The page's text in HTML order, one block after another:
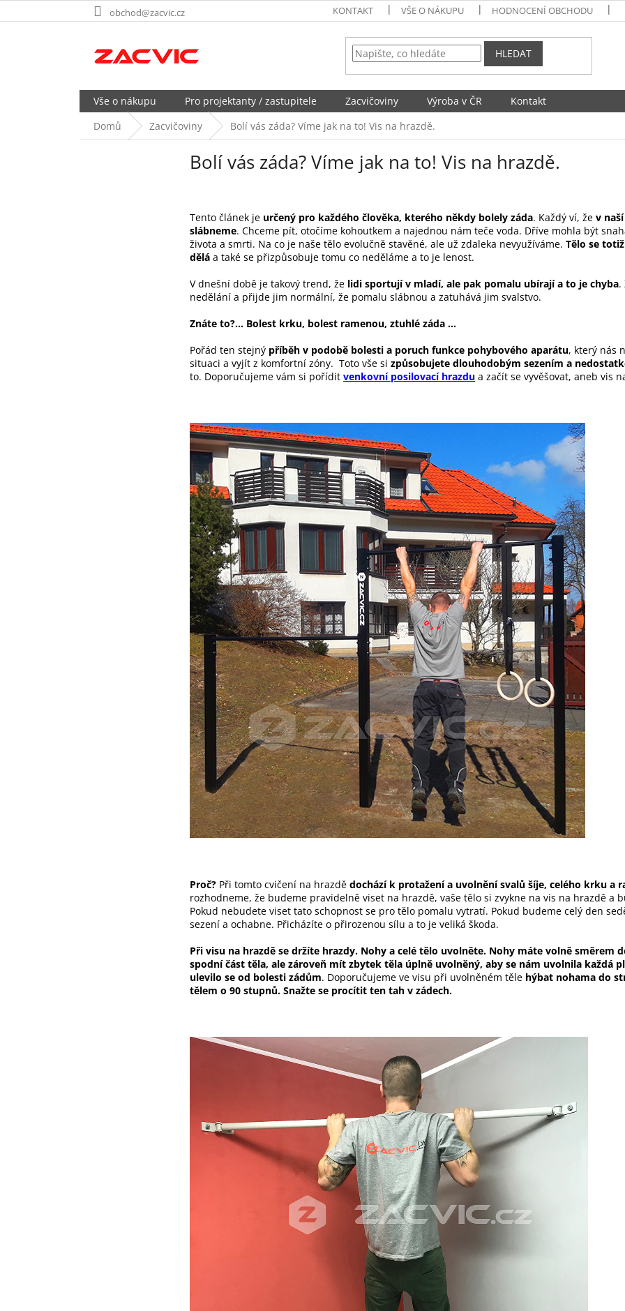
na
obchod@zacvic.cz KONTAKT VŠE O NÁKUPU HODNOCENÍ OBCHODU
HLEDAT
Vše o nákupu Pro projektanty / zastupitele Zacvičoviny Výroba v ČR
Kontakt
Domů
Zacvičoviny Bolí vás záda? Víme jak na to! Vis na hrazdě.
Bolí vás záda? Víme jak na to! Vis na hrazdě.
Tento článek je určený pro každého člověka, kterého někdy bolely záda. Každý ví, že v
slábneme. Chceme pít, otočíme kohoutkem a najednou nám teče voda. Dříve mohla být
života a smrti. Na co je naše tělo evolučně stavěné, ale už zdaleka nevyužíváme. Tělo se
dělá a také se přizpůsobuje tomu co neděláme a to je lenost.
V dnešní době je takový trend, že lidi sportují v mladí, ale pak pomalu ubírají a to je chyba.
nedělání a přijde jim normální, že pomalu slábnou a zatuhává jim svalstvo.
Znáte to?... Bolest krku, bolest ramenou, ztuhlé záda ...
Pořád ten stejný příběh v podobě bolesti a poruch funkce pohybového aparátu, který nás
situaci a vyjít z komfortní zóny. Toto vše si způsobujete dlouhodobým sezením a
to. Doporučujeme vám si pořídit venkovní posilovací hrazdu a začít se vyvěšovat, aneb vis
Proč? Při tomto cvičení na hrazdě dochází k protažení a uvolnění svalů šíje, celého krku a
rozhodneme, že budeme pravidelně viset na hrazdě, vaše tělo si zvykne na vis na hrazdě a
Pokud nebudete viset tato schopnost se pro tělo pomalu vytratí. Pokud budeme celý den
sezení a ochabne. Přicházíte o přirozenou sílu a to je veliká škoda.
Při visu na hrazdě se držíte hrazdy. Nohy a celé tělo uvolněte. Nohy máte volně směrem
spodní část těla, ale zároveň mít zbytek těla úplně uvolněný, aby se nám uvolnila každá
ulevilo se od bolesti zádům. Doporučujeme ve visu při uvolněném těle hýbat nohama do
tělem o 90 stupnů. Snažte se procítit ten tah v zádech.